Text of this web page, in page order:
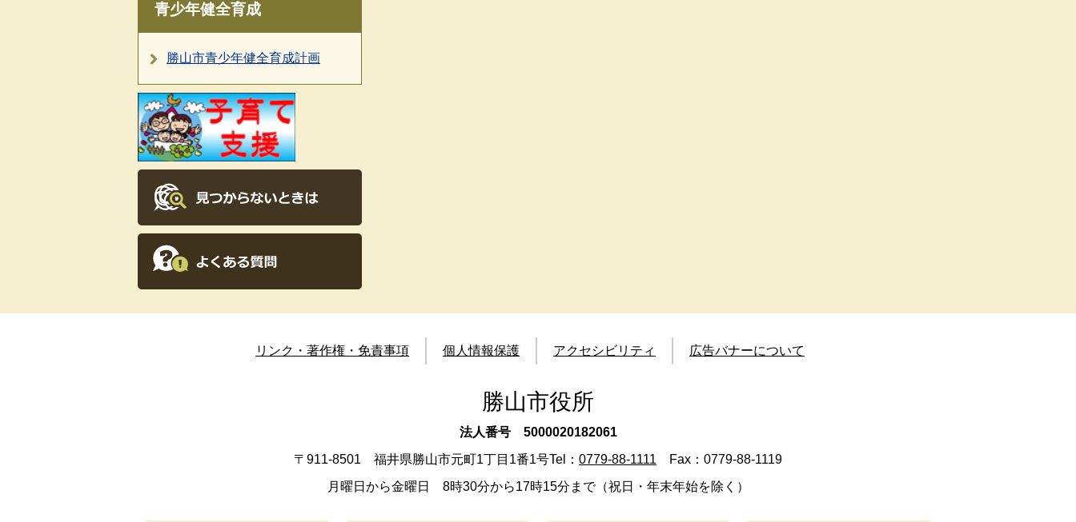
青少年健全育成
勝山市青少年健全育成計画
リンク・著作権・免責事項 個人情報保護 アクセシビリティ 広告バナーについて
勝山市役所
法人番号 5000020182061
〒911-8501 福井県勝山市元町1丁目1番1号Tel： 0779-88-1111 Fax：0779-88-1119
月曜日から金曜日 8時30分から17時15分まで（祝日・年末年始を除く）